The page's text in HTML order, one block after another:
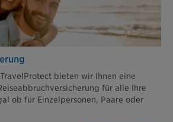
bieten wir Ihnen eine
für alle Ihre
ob für Einzelpersonen, Paare oder